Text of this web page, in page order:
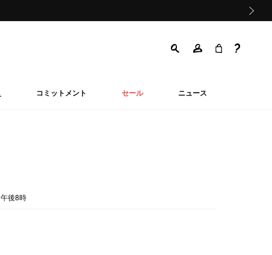
コミットメント セール ニュース
午後8時